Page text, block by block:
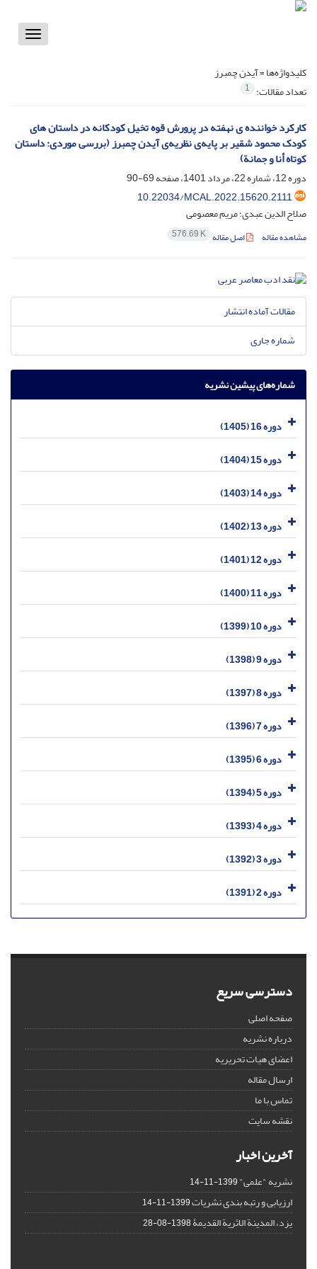
Toggle
کلیدواژه‌ها =آیدن چمبرز
تعداد مقالات: 1
کارکرد خواننده ی نهفته در پرورش قوه تخیل کودکانه در داستان های
کودک محمود شقیر بر پایه‌ی نظریه‌ی آیدن چمبرز (بررسی موردی: داستان
کوتاه أنا و جمانة)
دوره 12، شماره 22، مرداد 1401، صفحه
69-90
10.22034/MCAL.2022.15620.2111
صلاح الدین عبدی؛ مریم معصومی
مشاهده مقاله اصل مقاله 576.69 K
مقالات آماده انتشار
شماره جاری
شماره‌های پیشین نشریه
دوره 16 (1405)
دوره 15 (1404)
دوره 14 (1403)
دوره 13 (1402)
دوره 12 (1401)
دوره 11 (1400)
دوره 10 (1399)
دوره 9 (1398)
دوره 8 (1397)
دوره 7 (1396)
دوره 6 (1395)
دوره 5 (1394)
دوره 4 (1393)
دوره 3 (1392)
دوره 2 (1391)
دسترسی سریع
صفحه اصلی
درباره نشریه
اعضای هیات تحریریه
ارسال مقاله
تماس با ما
نقشه سایت
آخرین اخبار
نشریه "علمی"1399-11-14
ارزیابی و رتبه بندی نشریات1399-11-14
یزد، المدینة الاثریة القدیمۀ1398-08-28